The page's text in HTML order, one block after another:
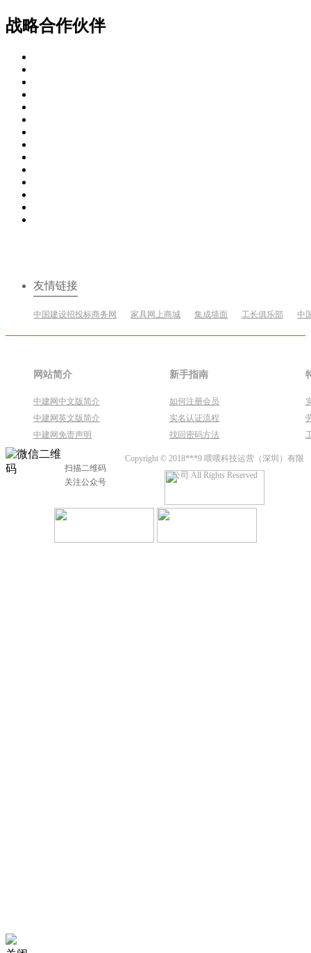
战略合作伙伴
友情链接
中国建设招投标商务网 家具网上商城 集成墙面 工长俱乐部 中
网站简介
中建网中文版简介
中建网英文版简介
中建网免责声明
新手指南
如何注册会员
实名认证流程
找回密码方法
扫描二维码
关注公众号
Copyright © 2018***9 喂喂科技运营（深圳）有限
公司 All Rights Reserved